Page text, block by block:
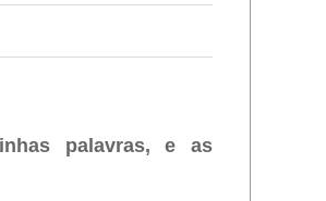
palavras, e as